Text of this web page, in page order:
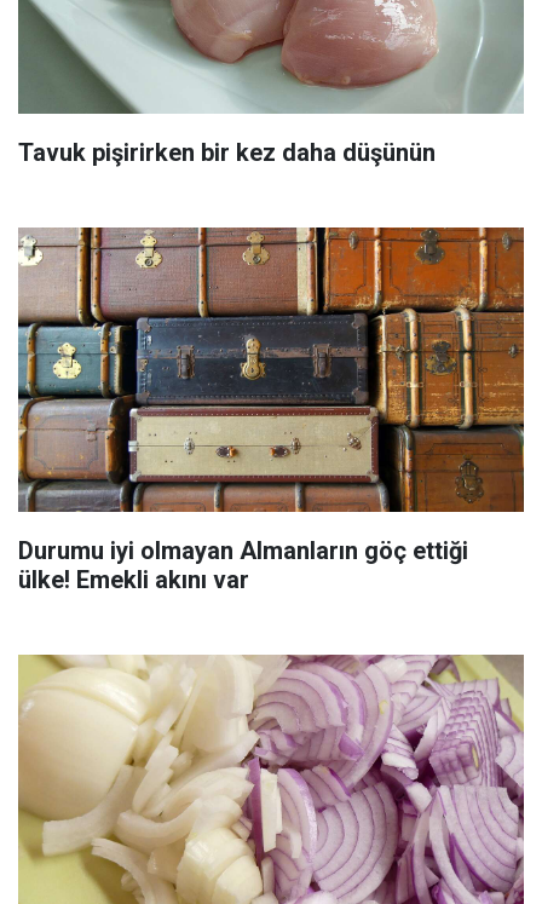
Tavuk pişirirken bir kez daha düşünün
Durumu iyi olmayan Almanların göç ettiği
ülke! Emekli akını var